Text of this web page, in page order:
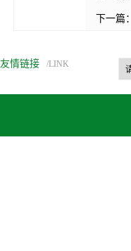
下一篇：
友情链接 /LINK